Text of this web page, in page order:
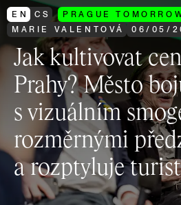
EN CS
PRAGUE
MARIE VALENTOVÁ
06/ 05/
Jak kultivovat
Prahy? Město
s vizuálním
rozměrnými
a rozptyluje